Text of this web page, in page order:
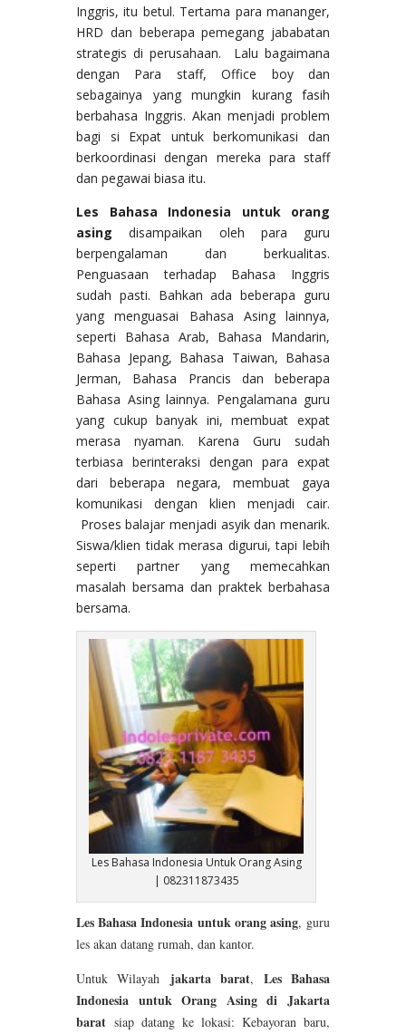
Inggris, itu betul. Tertama para mananger,
HRD dan beberapa pemegang jababatan
strategis di perusahaan. Lalu bagaimana
dengan Para staff, Office boy dan
sebagainya yang mungkin kurang fasih
berbahasa Inggris. Akan menjadi problem
bagi si Expat untuk berkomunikasi dan
berkoordinasi dengan mereka para staff
dan pegawai biasa itu.
Les Bahasa Indonesia untuk orang
asing disampaikan oleh para guru
berpengalaman dan berkualitas.
Penguasaan terhadap Bahasa Inggris
sudah pasti. Bahkan ada beberapa guru
yang menguasai Bahasa Asing lainnya,
seperti Bahasa Arab, Bahasa Mandarin,
Bahasa Jepang, Bahasa Taiwan, Bahasa
Jerman, Bahasa Prancis dan beberapa
Bahasa Asing lainnya. Pengalamana guru
yang cukup banyak ini, membuat expat
merasa nyaman. Karena Guru sudah
terbiasa berinteraksi dengan para expat
dari beberapa negara, membuat gaya
komunikasi dengan klien menjadi cair.
Proses balajar menjadi asyik dan menarik.
Siswa/klien tidak merasa digurui, tapi lebih
seperti partner yang memecahkan
masalah bersama dan praktek berbahasa
bersama.
Les Bahasa Indonesia Untuk Orang Asing
| 082311873435
Les Bahasa Indonesia untuk orang asing, guru
les akan datang rumah, dan kantor.
Untuk Wilayah
jakarta barat,
Les Bahasa
Indonesia untuk Orang Asing di Jakarta
barat siap datang ke lokasi: Kebayoran baru,